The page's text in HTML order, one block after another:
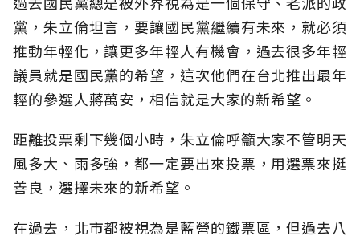
黨，朱立倫坦言，要讓國民黨繼續有未來，就必須
推動年輕化，讓更多年輕人有機會，過去很多年輕
議員就是國民黨的希望，這次他們在台北推出最年
輕的參選人蔣萬安，相信就是大家的新希望。
距離投票剩下幾個小時，朱立倫呼籲大家不管明天
風多大、雨多強，都一定要出來投票，用選票來挺
善良，選擇未來的新希望。
在過去，北市都被視為是藍營的鐵票區，但過去八